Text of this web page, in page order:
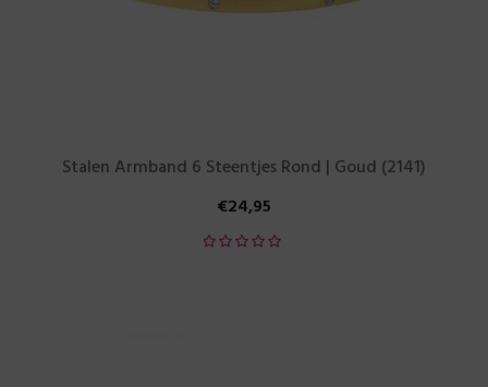
Stalen Armband 6 Steentjes Rond | Goud (2141)
€24,95